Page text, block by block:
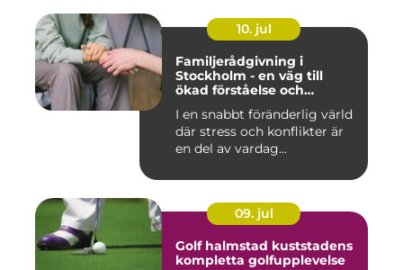
10. jul
Familjerådgivning i
Stockholm - en väg till
ökad förståelse och
I en snabbt föränderlig värld
där stress och konflikter är
en del av vardag...
09. jul
Golf halmstad kuststadens
kompletta golfupplevelse